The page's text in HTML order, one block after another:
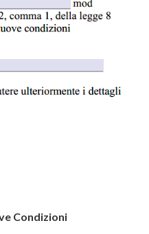
Condizioni